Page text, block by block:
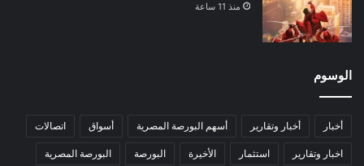
منذ 11 ساعة
الوسوم
أخبار أخبار وتقارير أسهم البورصة المصرية أسواق اتصالات
اخبار وتقارير استثمار الأخيرة البورصة البورصة المصرية